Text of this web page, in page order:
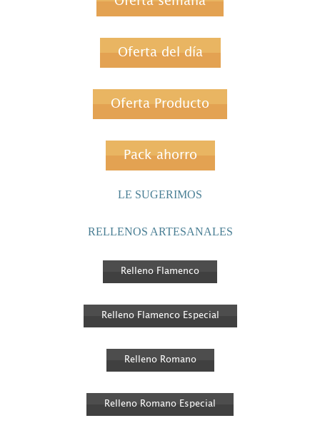
Oferta del día
Oferta Producto
Pack ahorro
LE SUGERIMOS
RELLENOS ARTESANALES
Relleno Flamenco
Relleno Flamenco Especial
Relleno Romano
Relleno Romano Especial